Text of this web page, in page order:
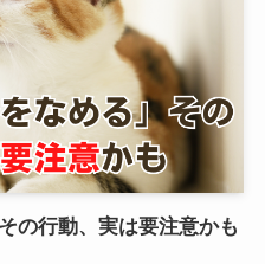
の行動、実は要注意かも